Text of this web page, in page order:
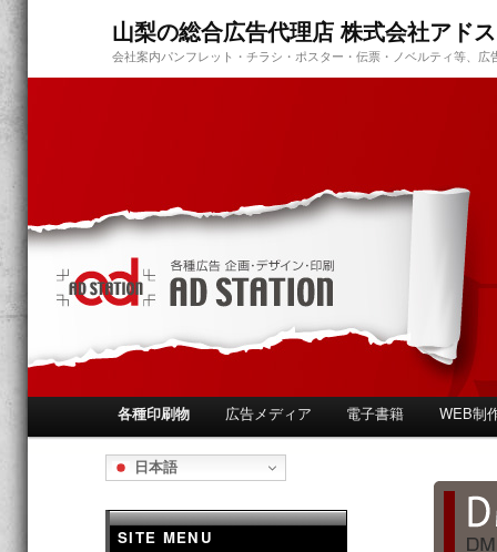
山梨の総合広告代理店 株式会社アド
会社案内パンフレット・チラシ・ポスター・伝票・ノベルティ等、
メ
メ
イ
ン
各種印刷物 広告メディア 電子書籍 WEB制
日本語
SITE MENU